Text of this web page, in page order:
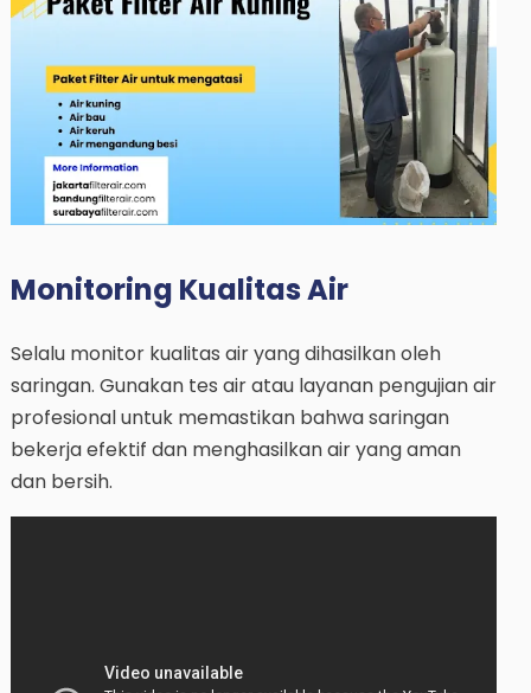
Monitoring Kualitas Air
Selalu monitor kualitas air yang dihasilkan oleh
saringan. Gunakan tes air atau layanan pengujian air
profesional untuk memastikan bahwa saringan
bekerja efektif dan menghasilkan air yang aman
dan bersih.